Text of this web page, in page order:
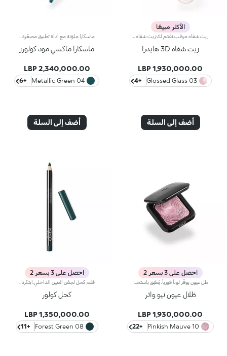
الأكثر مبيعًا
زيت شفاه 3D هايدرا
1,930,000.00 LBP
03 Glossed Glass
+4
أضف إلى السلة
ماسكارا ماكسي مود كولورز
2,340,000.00 LBP
04 Metallic Green
+6
أضف إلى السلة
احصل على 3 بسعر 2
ظلال عيون نيو واتر
1,930,000.00 LBP
10 Pinkish Mauve
+22
احصل على 3 بسعر 2
كحل كولور
1,350,000.00 LBP
08 Forest Green
+11